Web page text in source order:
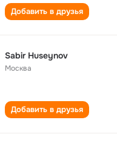
Добавить в друзья
Sabir Huseynov
Москва
Добавить в друзья